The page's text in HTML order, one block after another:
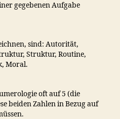
gegebenen Aufgabe
sind: Autorität,
Struktur, Routine,
Moral.
oft auf 5 (die
beiden Zahlen in Bezug auf